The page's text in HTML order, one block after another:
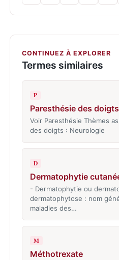
CONTINUEZ À EXPLORER
Termes similaires
P
Paresthésie des doigts
Voir Paresthésie Thèmes
des doigts : Neurologie
D
Dermatophytie
- Dermatophytie ou
dermatophytose : nom
maladies des…
M
Méthotrexate